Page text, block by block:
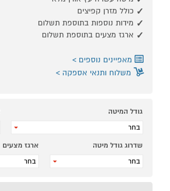
כולל מזרן קפיצים
מידות נוספות בתוספת תשלום
ארגז מצעים בתוספת תשלום
מאפיינים נוספים
משלוח ותנאי אספקה
גודל המיטה
בחר
שדרוג גודל מיטה
בחר
ארגז מצעים
בחר